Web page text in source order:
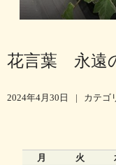
花言葉 永遠
2024年4月30日 | カテゴ
月
火